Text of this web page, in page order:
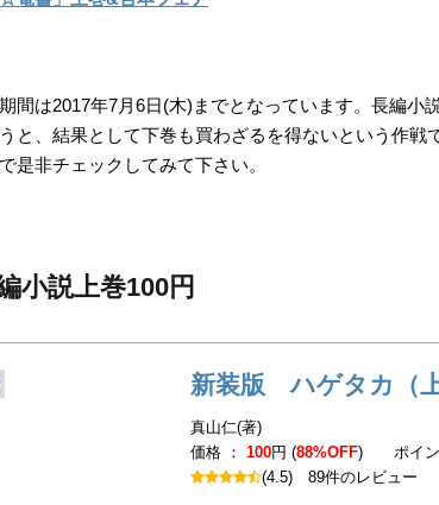
間は2017年7月6日(木)までとなっています。長編小
と、結果として下巻も買わざるを得ないという作
是非チェックしてみて下さい。
小説上巻100円
新装版 ハゲタカ（上
真山仁(著)
価格 ：100円 (88%OFF) ポイン
(4.5)89件のレビュー